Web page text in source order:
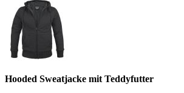
Hooded Sweatjacke mit Teddyfutter